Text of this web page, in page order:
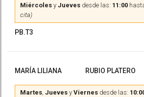
Miércoles y Jueves desde las: 11:00
cita)
PB.T3
MARÍA LILIANA RUBIO PLATERO
Martes, Jueves y Viernes desde las: